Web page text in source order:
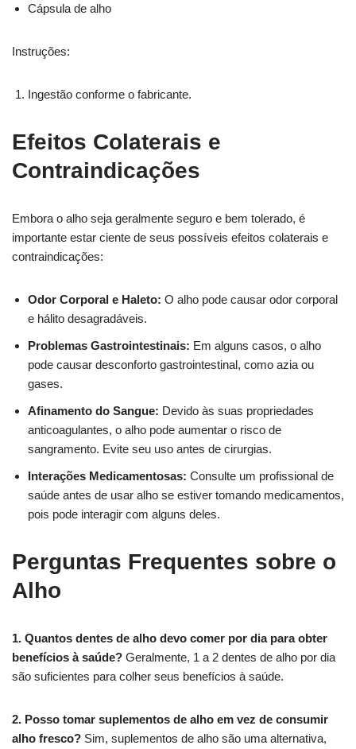
Cápsula de alho
Instruções:
Ingestão conforme o fabricante.
Efeitos Colaterais e
Contraindicações
Embora o alho seja geralmente seguro e bem tolerado, é
importante estar ciente de seus possíveis efeitos colaterais e
contraindicações:
Odor Corporal e Haleto: O alho pode causar odor corporal
e hálito desagradáveis.
Problemas Gastrointestinais: Em alguns casos, o alho
pode causar desconforto gastrointestinal, como azia ou
gases.
Afinamento do Sangue: Devido às suas propriedades
anticoagulantes, o alho pode aumentar o risco de
sangramento. Evite seu uso antes de cirurgias.
Interações Medicamentosas: Consulte um profissional de
saúde antes de usar alho se estiver tomando medicamentos,
pois pode interagir com alguns deles.
Perguntas Frequentes sobre o
Alho
1. Quantos dentes de alho devo comer por dia para obter
benefícios à saúde? Geralmente, 1 a 2 dentes de alho por dia
são suficientes para colher seus benefícios à saúde.
2. Posso tomar suplementos de alho em vez de consumir
alho fresco? Sim, suplementos de alho são uma alternativa,